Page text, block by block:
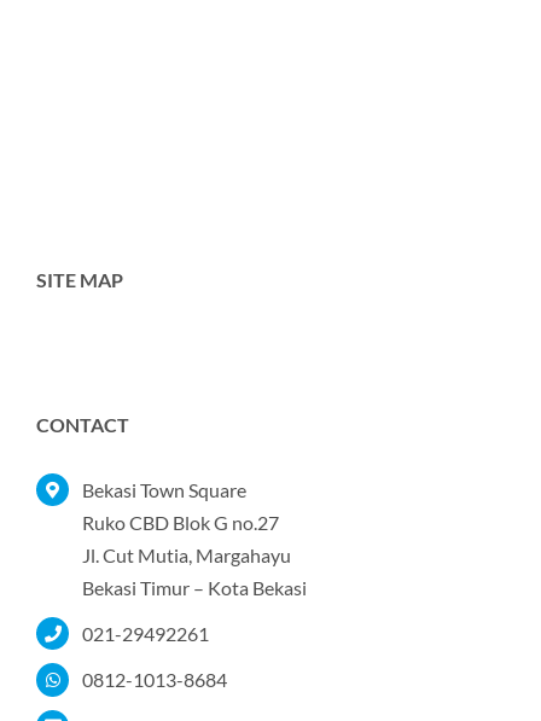
SITE MAP
Tentang Kami
Produk
Portofolio
CONTACT
Bekasi Town Square
Ruko CBD Blok G no.27
Jl. Cut Mutia, Margahayu
Bekasi Timur – Kota Bekasi
021-29492261
0812-1013-8684